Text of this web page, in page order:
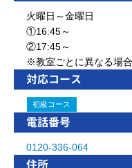
火曜日～金曜日
①16:45～
②17:45～
※教室ごとに異なる場合
対応コース
初級コース
電話番号
0120-336-064
住所